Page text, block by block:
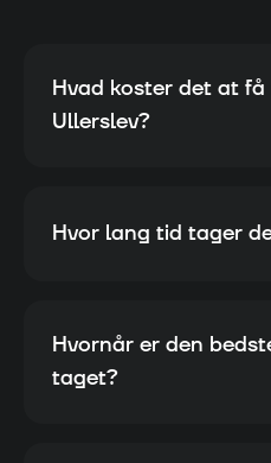
Hvad koster det at
Ullerslev?
Hvor lang tid tager
Hvornår er den
taget?